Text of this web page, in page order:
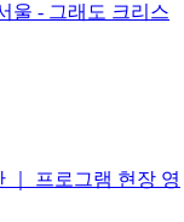
울 - 그래도 크리스
｜ 프로그램 현장 영